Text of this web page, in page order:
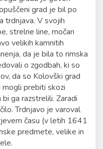
grad je bil po
trdnjava. V svojih
strelne line, močan
velikih kamnitih
da je bila to rimska
o zgodbah, ki so
da so Kolovški grad
mogli prebiti skozi
ga razstrelili. Zaradi
Trdnjavo je varoval
času (v letih 1641
predmete, velike in